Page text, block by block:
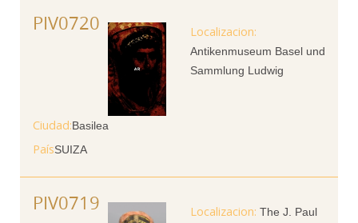
PIV0720
Antikenmuseum Basel und
Sammlung Ludwig
Ciudad Basilea
PaísSUIZA
PIV0719
The J. Paul